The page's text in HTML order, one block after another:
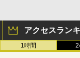
アクセスラン
1時間